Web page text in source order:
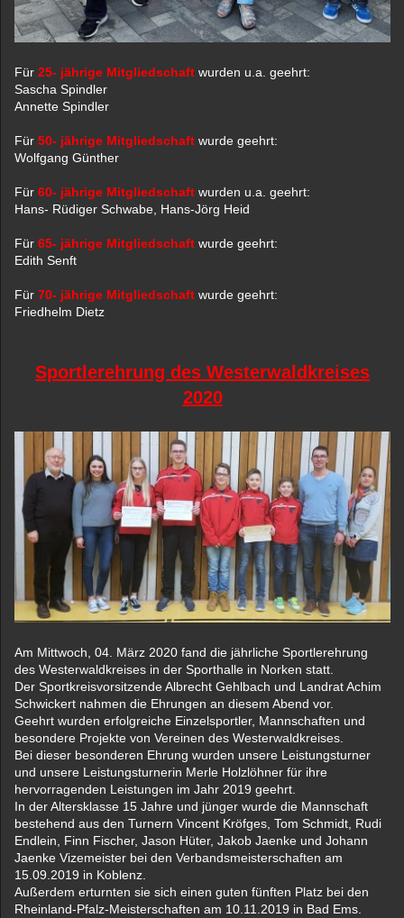
Für 25- jährige Mitgliedschaft wurden u.a. geehrt:
Sascha Spindler
Annette Spindler
Für 50- jährige Mitgliedschaft wurde geehrt:
Wolfgang Günther
Für 60- jährige Mitgliedschaft wurden u.a. geehrt:
Hans- Rüdiger Schwabe, Hans-Jörg Heid
Für 65- jährige Mitgliedschaft wurde geehrt:
Edith Senft
Für 70- jährige Mitgliedschaft wurde geehrt:
Friedhelm Dietz
Sportlerehrung des Westerwaldkreises
2020
Am Mittwoch, 04. März 2020 fand die jährliche Sportlerehrung
des Westerwaldkreises in der Sporthalle in Norken statt.
Der Sportkreisvorsitzende Albrecht Gehlbach und Landrat Achim
Schwickert nahmen die Ehrungen an diesem Abend vor.
Geehrt wurden erfolgreiche Einzelsportler, Mannschaften und
besondere Projekte von Vereinen des Westerwaldkreises.
Bei dieser besonderen Ehrung wurden unsere Leistungsturner
und unsere Leistungsturnerin Merle Holzlöhner für ihre
hervorragenden Leistungen im Jahr 2019 geehrt.
In der Altersklasse 15 Jahre und jünger wurde die Mannschaft
bestehend aus den Turnern Vincent Kröfges, Tom Schmidt, Rudi
Endlein, Finn Fischer, Jason Hüter, Jakob Jaenke und Johann
Jaenke Vizemeister bei den Verbandsmeisterschaften am
15.09.2019 in Koblenz.
Außerdem erturnten sie sich einen guten fünften Platz bei den
Rheinland-Pfalz-Meisterschaften am 10.11.2019 in Bad Ems.